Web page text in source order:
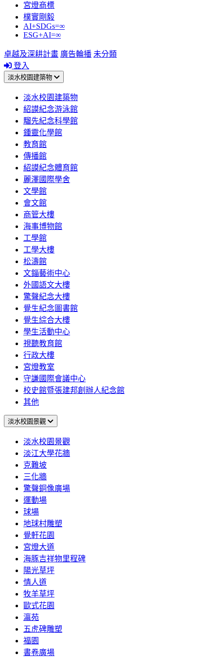
宮燈商標
樸實剛毅
AI+SDGs=∞
ESG+AI=∞
卓越及深耕計畫 廣告輪播 未分類
登入
淡水校園建築物
淡水校園建築物
紹謨紀念游泳館
騮先紀念科學館
鍾靈化學館
教育館
傳播館
紹謨紀念體育館
麗澤國際學舍
文學館
會文館
商管大樓
海事博物館
工學館
工學大樓
松濤館
文錙藝術中心
外國語文大樓
驚聲紀念大樓
覺生紀念圖書館
覺生綜合大樓
學生活動中心
視聽教育館
行政大樓
宮燈教室
守謙國際會議中心
校史館暨張建邦創辦人紀念館
其他
淡水校園景觀
淡水校園景觀
淡江大學花牆
克難坡
三化牆
驚聲銅像廣場
運動場
球場
地球村雕塑
覺軒花園
宮燈大道
海豚吉祥物里程碑
陽光草坪
情人道
牧羊草坪
歐式花園
瀛苑
五虎碑雕塑
福園
書卷廣場